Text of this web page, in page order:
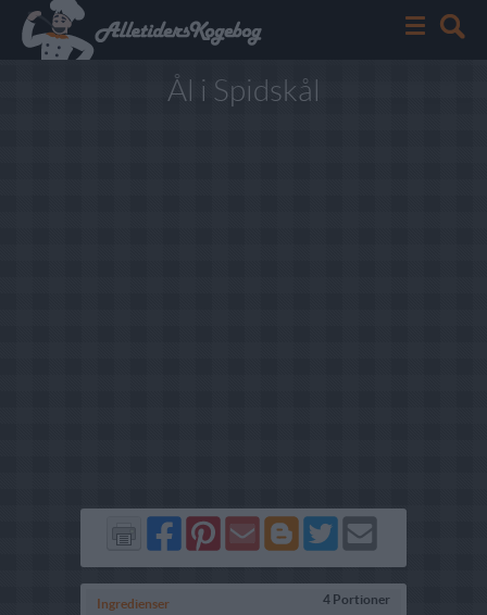
Ål i Spidskål
Del
på
Facebook
Del
på
Pinterest
Send
via
GMail
Del
på
Blogger
Del
på
Twitter
Send
Ingredienser 4 Portioner